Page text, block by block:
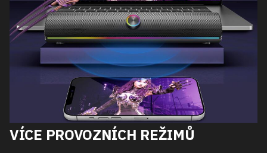
VÍCE PROVOZNÍCH REŽIMŮ